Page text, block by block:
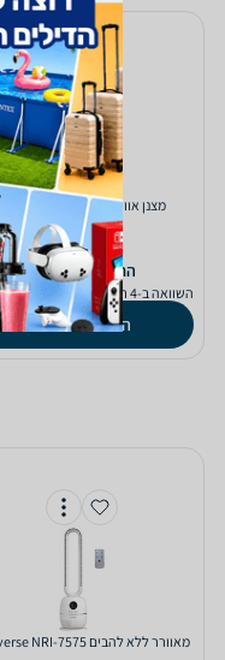
‏מצנן אוויר Universe NRI-8585
‫החל מ-599
₪
השוואה ב-4 חנויות
השוואת מחירים
‏מאוורר ללא להבים Universe NRI-7575